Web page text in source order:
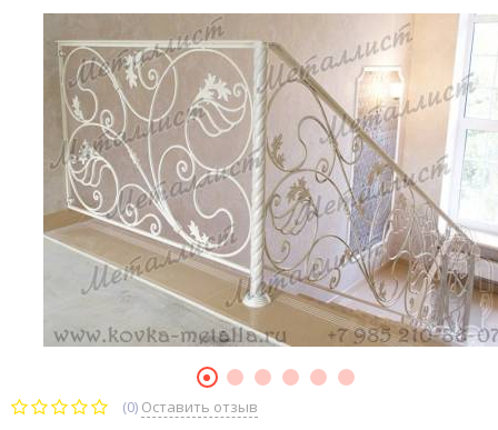
(0) Оставить отзыв